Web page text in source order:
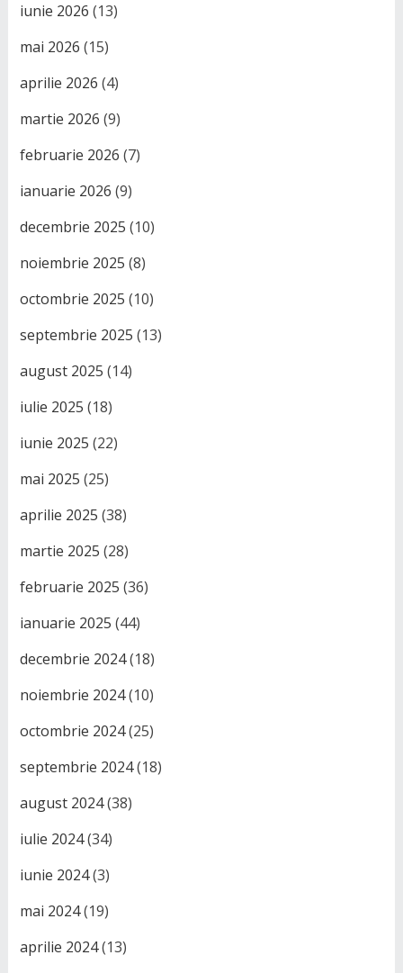
iunie 2026 (13)
mai 2026 (15)
aprilie 2026 (4)
martie 2026 (9)
februarie 2026 (7)
ianuarie 2026 (9)
decembrie 2025 (10)
noiembrie 2025 (8)
octombrie 2025 (10)
septembrie 2025 (13)
august 2025 (14)
iulie 2025 (18)
iunie 2025 (22)
mai 2025 (25)
aprilie 2025 (38)
martie 2025 (28)
februarie 2025 (36)
ianuarie 2025 (44)
decembrie 2024(18)
noiembrie 2024(10)
octombrie 2024(25)
septembrie 2024(18)
august 2024(38)
iulie 2024(34)
iunie 2024(3)
mai 2024(19)
aprilie 2024(13)